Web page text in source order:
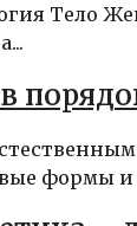
Тело
формы и